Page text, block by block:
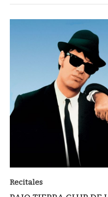
Recitales